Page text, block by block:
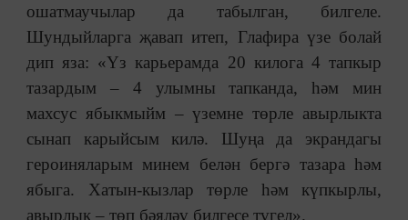
ошатмаучылар да табылган, билгеле.
Шундыйларга җавап итеп, Глафира үзе болай
дип яза: «Үз карьерамда 20 килога 4 тапкыр
тазардым – 4 улымны тапканда, һәм мин
махсус ябыкмыйм – үземне төрле авырлыкта
сынап карыйсым килә. Шуңа да экрандагы
героиняларым минем белән бергә тазара һәм
ябыга. Хатын-кызлар төрле һәм күпкырлы,
авырлык – төп бәяләү билгесе түгел».